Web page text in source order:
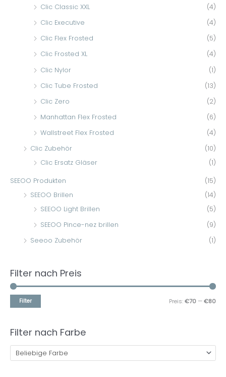
Clic Classic XXL
(4)
Clic Executive
(4)
Clic Flex Frosted
(5)
Clic Frosted XL
(4)
Clic Nylor
(1)
Clic Tube Frosted
(13)
Clic Zero
(2)
Manhattan Flex Frosted
(6)
Wallstreet Flex Frosted
(4)
Clic Zubehör
(10)
Clic Ersatz Gläser
(1)
SEEOO Produkten
(15)
SEEOO Brillen
(14)
SEEOO Light Brillen
(5)
SEEOO Pince-nez brillen
(9)
Seeoo Zubehör
(1)
Filter nach Preis
Filter Preis:€70—€80
Filter nach Farbe
Beliebige Farbe